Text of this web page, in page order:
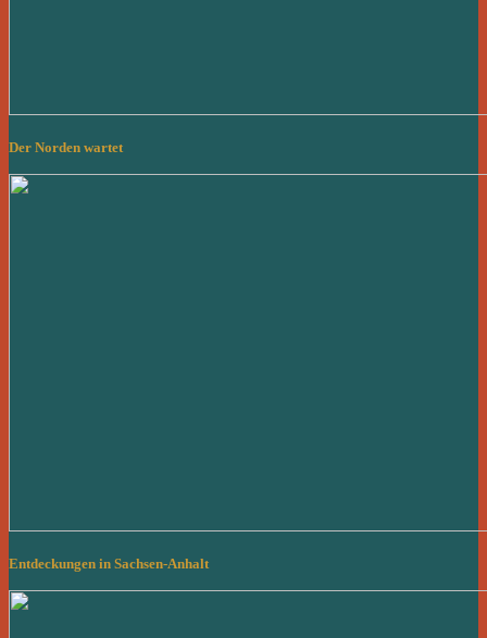
Der Norden wartet
Entdeckungen in Sachsen-Anhalt